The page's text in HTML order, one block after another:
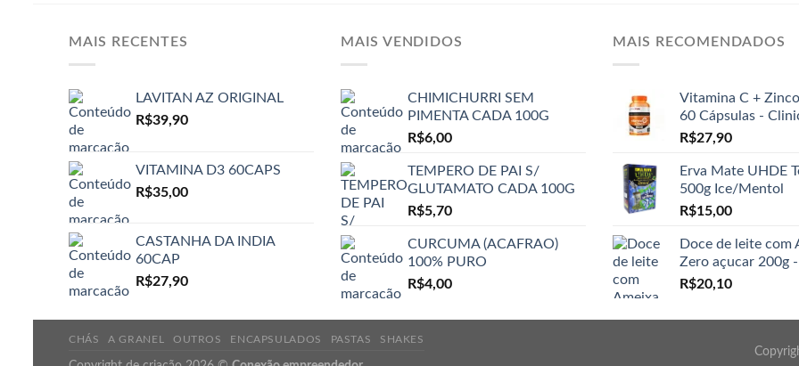
MAIS RECENTES
LAVITAN AZ ORIGINAL
R$39,90
VITAMINA D3 60CAPS
R$35,00
CASTANHA DA INDIA
60CAP
R$27,90
MAIS VENDIDOS
CHIMICHURRI SEM
PIMENTA CADA 100G
R$6,00
TEMPERO DE PAI S/
GLUTAMATO CADA 100G
R$5,70
CURCUMA (ACAFRAO)
100% PURO
R$4,00
MAIS RECOMENDADOS
Vitamina C +
60 Cápsulas -
R$27,90
Erva Mate UHDE
500g Ice/Mentol
R$15,00
Doce de leite com
Zero açucar 200g
R$20,10
CHÁS A GRANEL OUTROS ENCAPSULADOS PASTAS SHAKES